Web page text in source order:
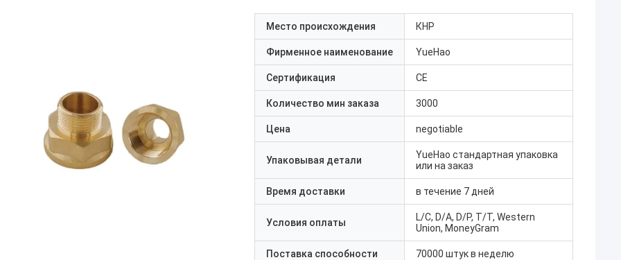
Место происхождения КНР
Фирменное наименование YueHao
Сертификация CE
Количество мин заказа 3000
Цена negotiable
Упаковывая детали
YueHao стандартная упаковка
или на заказ
Время доставки в течение 7 дней
Условия оплаты
L/C, D/A, D/P, T/T, Western
Union, MoneyGram
Поставка способности 70000 штук в неделю